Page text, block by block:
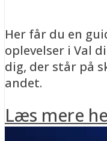
Her får du en
oplevelser i Val
dig, der står på
andet.
Læs mere